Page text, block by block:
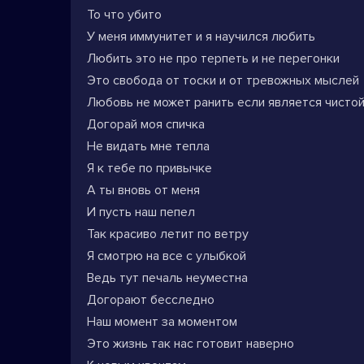
То что убито
У меня иммунитет и я научился любить
Любить это не про терпеть и не перегонки
Это свобода от тоски и от тревожных мыслей
Любовь не может ранить если является чистой
Догорай моя спичка
Не видать мне тепла
Я к тебе по привычке
А ты вновь от меня
И пусть наш пепел
Так красиво летит по ветру
Я смотрю на все с улыбкой
Ведь тут печаль неуместна
Догорают бесследно
Наш момент за моментом
Это жизнь так нас готовит наверно